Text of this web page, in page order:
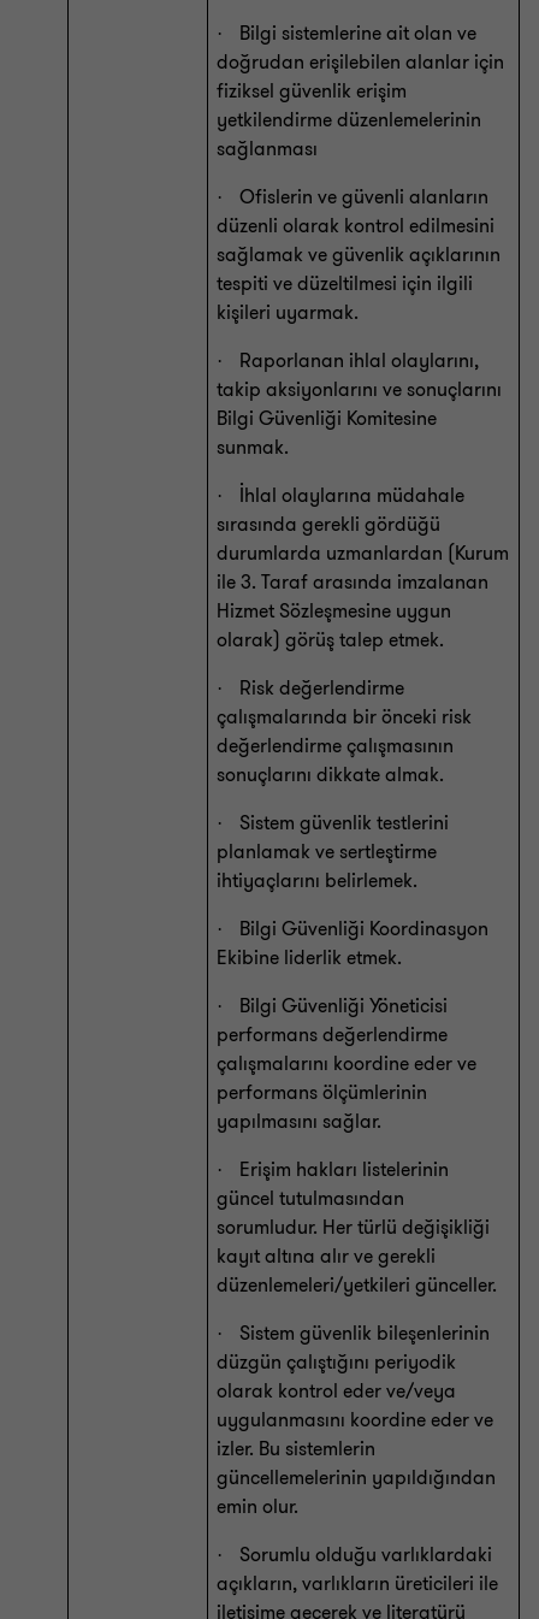
·
Bilgi sistemlerine ait olan ve
doğrudan erişilebilen alanlar için
fiziksel güvenlik erişim
yetkilendirme düzenlemelerinin
sağlanması
·
Ofislerin ve güvenli alanların
düzenli olarak kontrol edilmesini
sağlamak ve güvenlik açıklarının
tespiti ve düzeltilmesi için ilgili
kişileri uyarmak.
·
Raporlanan ihlal olaylarını,
takip aksiyonlarını ve sonuçlarını
Bilgi Güvenliği Komitesine
sunmak.
·
İhlal olaylarına müdahale
sırasında gerekli gördüğü
durumlarda uzmanlardan (Kurum
ile 3. Taraf arasında imzalanan
Hizmet Sözleşmesine uygun
olarak) görüş talep etmek.
·
Risk değerlendirme
çalışmalarında bir önceki risk
değerlendirme çalışmasının
sonuçlarını dikkate almak.
·
Sistem güvenlik testlerini
planlamak ve sertleştirme
ihtiyaçlarını belirlemek.
·
Bilgi Güvenliği Koordinasyon
Ekibine liderlik etmek.
·
Bilgi Güvenliği Yöneticisi
performans değerlendirme
çalışmalarını koordine eder ve
performans ölçümlerinin
yapılmasını sağlar.
·
Erişim hakları listelerinin
güncel tutulmasından
sorumludur. Her türlü değişikliği
kayıt altına alır ve gerekli
düzenlemeleri/yetkileri günceller.
·
Sistem güvenlik bileşenlerinin
düzgün çalıştığını periyodik
olarak kontrol eder ve/veya
uygulanmasını koordine eder ve
izler. Bu sistemlerin
güncellemelerinin yapıldığından
emin olur.
·
Sorumlu olduğu varlıklardaki
açıkların, varlıkların üreticileri ile
iletişime geçerek ve literatürü